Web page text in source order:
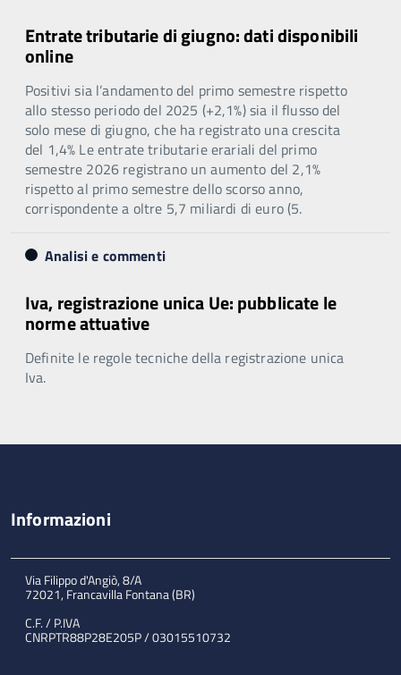
Entrate tributarie di giugno: dati disponibili
online
Positivi sia l’andamento del primo semestre rispetto
allo stesso periodo del 2025 (+2,1%) sia il flusso del
solo mese di giugno, che ha registrato una crescita
del 1,4% Le entrate tributarie erariali del primo
semestre 2026 registrano un aumento del 2,1%
rispetto al primo semestre dello scorso anno,
corrispondente a oltre 5,7 miliardi di euro (5.
Analisi e commenti
Iva, registrazione unica Ue: pubblicate le
norme attuative
Definite le regole tecniche della registrazione unica
Iva.
Informazioni
Via Filippo d'Angiò, 8/A
72021, Francavilla Fontana (BR)
C.F. / P.IVA
CNRPTR88P28E205P / 03015510732